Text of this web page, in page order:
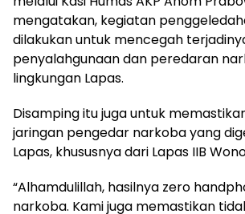
mengatakan, kegiatan
dilakukan untuk mencegah
penyalahgunaan dan peredaran
lingkungan Lapas.
Disamping itu juga untuk
jaringan pengedar narkoba yang
Lapas, khususnya dari Lapas IIB
“Alhamdulillah, hasilnya zero
narkoba. Kami juga memastikan